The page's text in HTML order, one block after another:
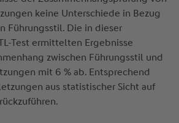
keine Unterschiede in Bezug
Führungsstil. Die in dieser
Test ermittelten Ergebnisse
zwischen Führungsstil und
mit 6 % ab. Entsprechend
aus statistischer Sicht auf